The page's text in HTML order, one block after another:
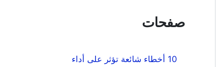
صفحات
10 أخطاء شائعة تؤثر على أداء